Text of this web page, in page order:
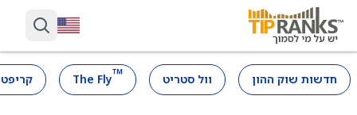
חדשות שוק ההון וול סטריט ™
The Fly